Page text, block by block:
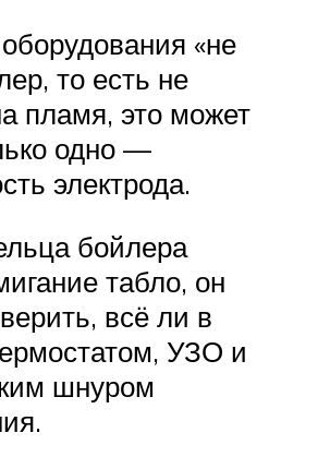
«не
то есть не
пламя, это может
одно —
электрода.
бойлера
табло, он
всё ли в
УЗО и
шнуром